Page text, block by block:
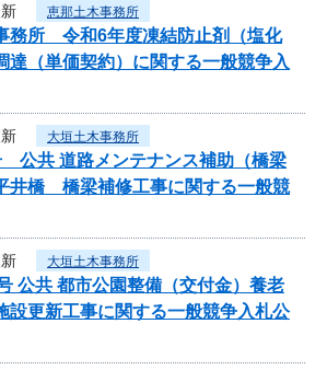
恵那土木事務所
務所 令和6年度凍結防止剤（塩化
達（単価契約）に関する一般競争入
大垣土木事務所
公共 道路メンテナンス補助（橋梁
井橋 橋梁補修工事に関する一般競
大垣土木事務所
公共 都市公園整備（交付金）養老
更新工事に関する一般競争入札公